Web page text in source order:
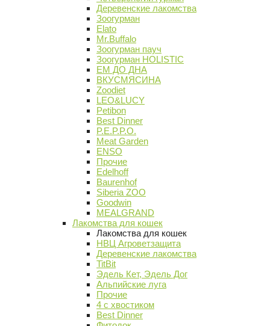
Деревенские лакомства
Зоогурман
Elato
Mr.Buffalo
Зоогурман пауч
Зоогурман HOLISTIC
ЕМ ДО ДНА
ВКУСМЯСИНА
Zoodiet
LEO&LUCY
Petibon
Best Dinner
P.E.P.P.O.
Meat Garden
ENSO
Прочие
Edelhoff
Baurenhof
Siberia ZOO
Goodwin
MEALGRAND
Лакомства для кошек
Лакомства для кошек
НВЦ Агроветзащита
Деревенские лакомства
TitBit
Эдель Кет, Эдель Дог
Альпийские луга
Прочие
4 с хвостиком
Best Dinner